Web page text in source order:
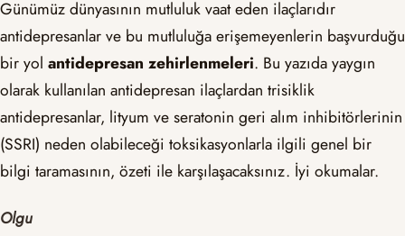
Günümüz dünyasının mutluluk vaat eden ilaçlarıdır
antidepresanlar ve bu mutluluğa erişemeyenlerin başvurduğu
bir yol antidepresan zehirlenmeleri. Bu yazıda yaygın
olarak kullanılan antidepresan ilaçlardan trisiklik
antidepresanlar, lityum ve seratonin geri alım inhibitörlerinin
(SSRI) neden olabileceği toksikasyonlarla ilgili genel bir
bilgi taramasının, özeti ile karşılaşacaksınız. İyi okumalar.
Olgu